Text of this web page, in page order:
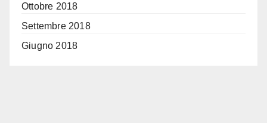
Ottobre 2018
Settembre 2018
Giugno 2018